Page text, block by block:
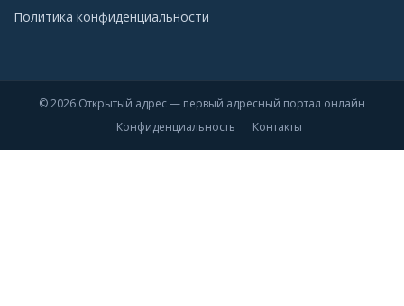
Политика конфиденциальности
© 2026 Открытый адрес — первый адресный портал онлайн
Конфиденциальность
Контакты